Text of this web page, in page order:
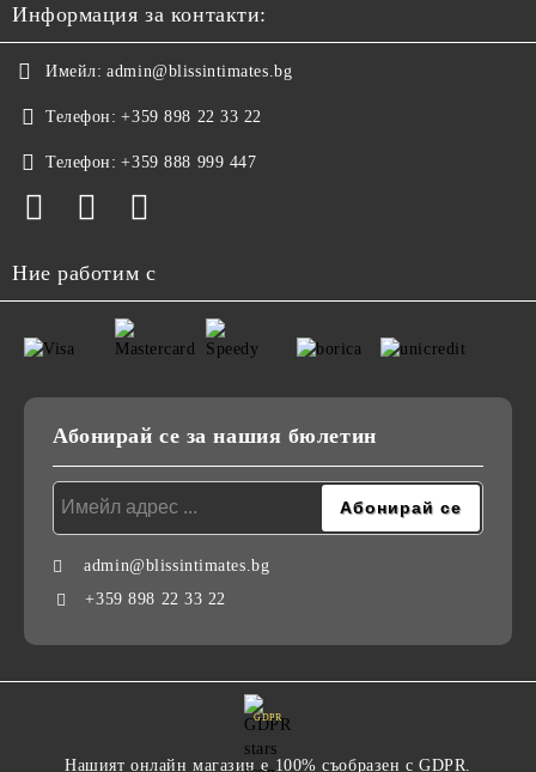
Информация за контакти:
Имейл: admin@blissintimates.bg
Телефон: +359 898 22 33 22
Телефон: +359 888 999 447
Ние работим с
Абонирай се за нашия бюлетин
admin@blissintimates.bg
+359 898 22 33 22
GDPR
Нашият онлайн магазин е 100% съобразен с GDPR.